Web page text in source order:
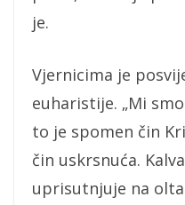
je.
Vjernicima je
euharistije. „Mi
to je spomen čin
čin uskrsnuća.
uprisutnjuje na